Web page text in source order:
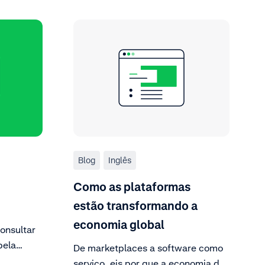
Blog Inglês
Como as plataformas
estão transformando a
economia global
De marketplaces a software como